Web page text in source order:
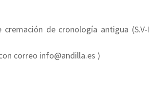
de cronología antigua
correo info@andilla.es )